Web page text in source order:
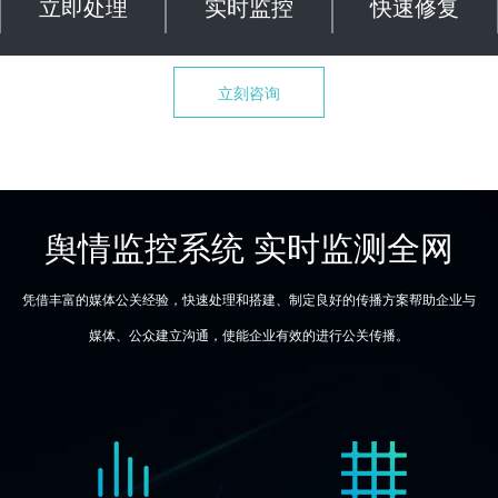
立刻咨询
舆情监控系统 实时监测全网
凭借丰富的媒体公关经验，快速处理和搭建、制定良好的传播方案帮助企业与
媒体、公众建立沟通，使能企业有效的进行公关传播。